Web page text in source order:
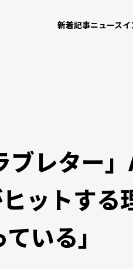
新着記事ニュース
レター
ットする
いる」